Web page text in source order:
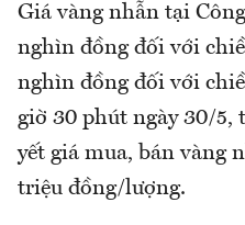
Giá vàng nhẫn tại
nghìn đồng đối với
nghìn đồng đối với
giờ 30 phút ngày 30/5,
yết giá mua, bán vàng
triệu đồng/lượng.